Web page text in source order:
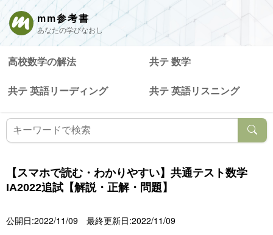
mm参考書
あなたの学びなおし
高校数学の解法 共テ 数学
共テ 英語リーディング 共テ 英語リスニング
【スマホで読む・わかりやすい】共通テスト数学
IA2022追試【解説・正解・問題】
公開日:2022/11/09 最終更新日:2022/11/09